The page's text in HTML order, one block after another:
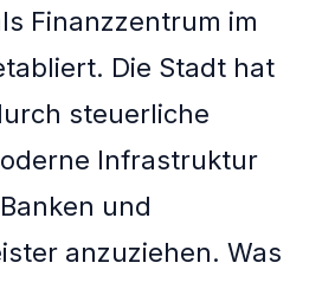
Finanzzentrum im
Die Stadt hat
steuerliche
Infrastruktur
und
anzuziehen. Was